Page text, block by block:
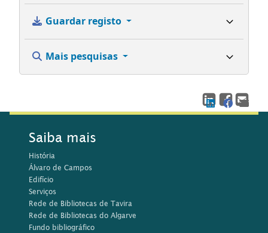
Guardar registo
Mais pesquisas
Saiba mais
História
Álvaro de Campos
Edifício
Serviços
Rede de Bibliotecas de Tavira
Rede de Bibliotecas do Algarve
Fundo bibliográfico